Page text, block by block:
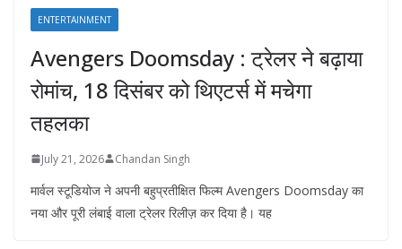
ENTERTAINMENT
Avengers Doomsday : ट्रेलर ने बढ़ाया
रोमांच, 18 दिसंबर को थिएटर्स में मचेगा
तहलका
July 21, 2026 Chandan Singh
मार्वल स्टूडियोज ने अपनी बहुप्रतीक्षित फिल्म Avengers Doomsday का
नया और पूरी लंबाई वाला ट्रेलर रिलीज़ कर दिया है। यह